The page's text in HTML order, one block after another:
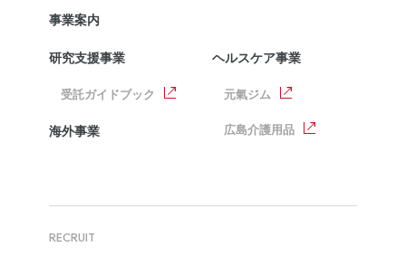
事業案内
研究支援事業
受託ガイドブック
海外事業
ヘルスケア事業
元氣ジム
広島介護用品
RECRUIT